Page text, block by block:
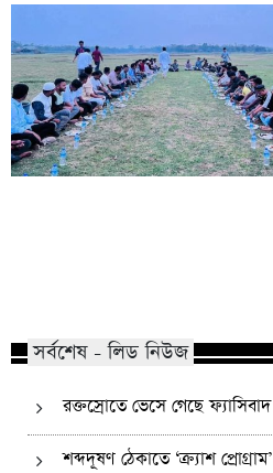
সর্বশেষ - লিড নিউজ
রক্তস্রোতে ভেসে গেছে ফ্যাসিবাদ
শব্দদূষণ ঠেকাতে ‘ক্র্যাশ প্রোগ্রাম’